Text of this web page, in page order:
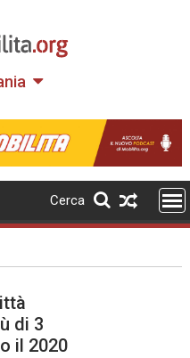
Cerca
di 3
il 2020